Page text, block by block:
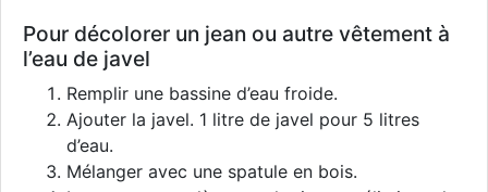
Pour décolorer un jean ou autre vêtement à
l’eau de javel
Remplir une bassine d’eau froide.
Ajouter la javel. 1 litre de javel pour 5 litres
d’eau.
Mélanger avec une spatule en bois.